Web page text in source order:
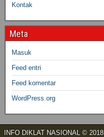
Kontak
Meta
Masuk
Feed entri
Feed komentar
WordPress.org
INFO DIKLAT NASIONAL © 2018